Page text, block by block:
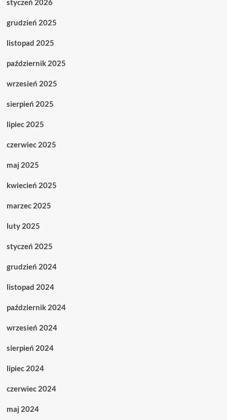
styczeń 2026
grudzień 2025
listopad 2025
październik 2025
wrzesień 2025
sierpień 2025
lipiec 2025
czerwiec 2025
maj 2025
kwiecień 2025
marzec 2025
luty 2025
styczeń 2025
grudzień 2024
listopad 2024
październik 2024
wrzesień 2024
sierpień 2024
lipiec 2024
czerwiec 2024
maj 2024